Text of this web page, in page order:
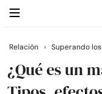
Buscar
Relación › Superando
¿Qué es un